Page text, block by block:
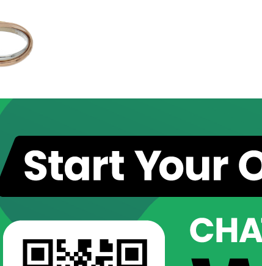
未使用同様品。数回使用した程度、もしくは新品に近
僅かな傷、汚れはありますが比較的程度の良い商品。
少々使用感はありますが、キズや汚れが少なめで比較
とても使用感のある商品。傷や汚れなどがあり、目立
色濃く使用感があり、傷や汚れが多く目立つ場合があり